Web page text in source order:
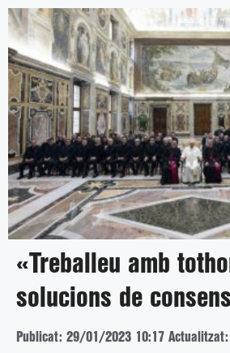
«Treballeu amb
solucions de
Publicat: 29/01/2023 10:17